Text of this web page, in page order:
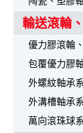
輸送滾輪
優力膠滾輪
包覆優力膠
外螺紋軸承
外溝槽軸承
萬向滾珠球